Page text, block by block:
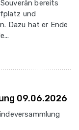
bereits
und
Dazu hat er Ende
09.06.2026